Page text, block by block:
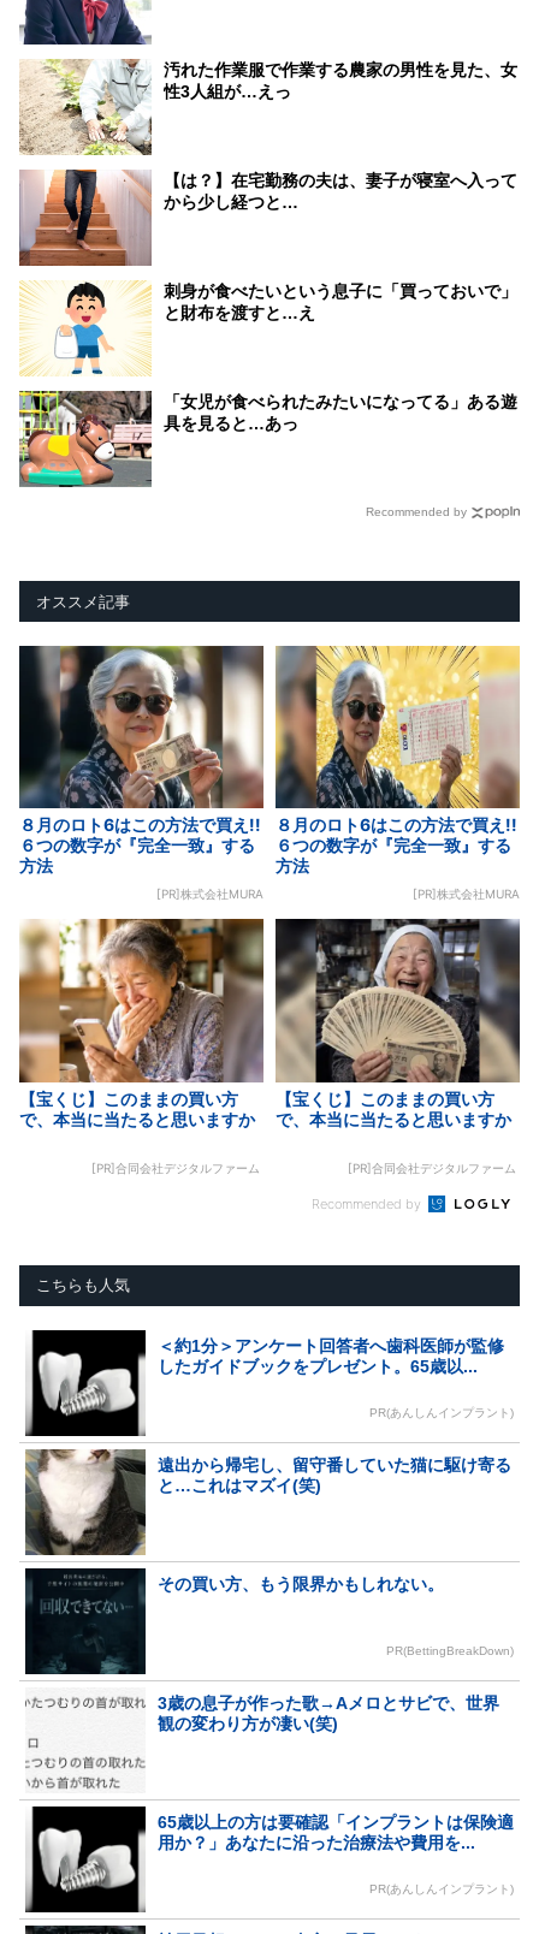
汚れた作業服で作業する農家の男性を見た、女
性3人組が…えっ
【は？】在宅勤務の夫は、妻子が寝室へ入って
から少し経つと…
刺身が食べたいという息子に「買っておいで」
と財布を渡すと…え
「女児が食べられたみたいになってる」ある遊
具を見ると…あっ
Recommended by
オススメ記事
８月のロト6はこの方法で買え!!
６つの数字が『完全一致』する
方法
[PR]株式会社MURA
８月のロト6はこの方法で買え!!
６つの数字が『完全一致』する
方法
[PR]株式会社MURA
【宝くじ】このままの買い方
で、本当に当たると思いますか
[PR]合同会社デジタルファーム
【宝くじ】このままの買い方
で、本当に当たると思いますか
[PR]合同会社デジタルファーム
Recommended by
こちらも人気
＜約1分＞アンケート回答者へ歯科医師が監修
したガイドブックをプレゼント。65歳以...
PR(あんしんインプラント)
遠出から帰宅し、留守番していた猫に駆け寄る
と…これはマズイ(笑)
その買い方、もう限界かもしれない。
PR(BettingBreakDown)
3歳の息子が作った歌→Aメロとサビで、世界
観の変わり方が凄い(笑)
65歳以上の方は要確認「インプラントは保険適
用か？」あなたに沿った治療法や費用を...
PR(あんしんインプラント)